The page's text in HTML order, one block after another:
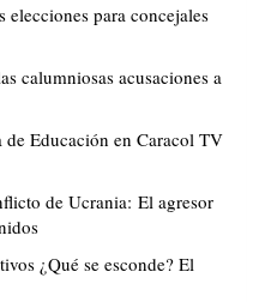
elecciones para concejales
calumniosas acusaciones a
Educación en Caracol TV
de Ucrania: El agresor
¿Qué se esconde? El